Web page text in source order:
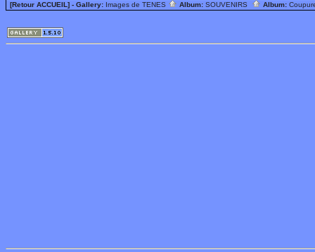
[Retour ACCUEIL] - Gallery: Images de TENES Album: SOUVENIRS Album: